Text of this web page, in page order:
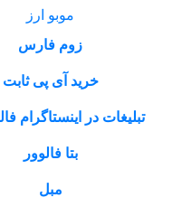
موبو ارز
زوم فارس
خرید آی پی ثابت
تبلیغات در اینستاگرام
بتا فالوور
مبل